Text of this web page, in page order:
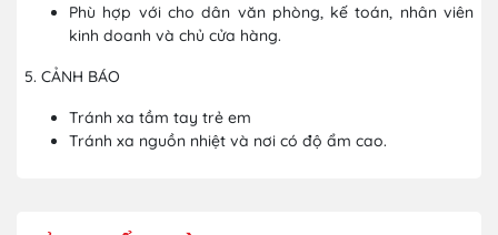
Phù hợp với cho dân văn phòng, kế toán, nhân viên
kinh doanh và chủ cửa hàng.
5. CẢNH BÁO
Tránh xa tầm tay trẻ em
Tránh xa nguồn nhiệt và nơi có độ ẩm cao.